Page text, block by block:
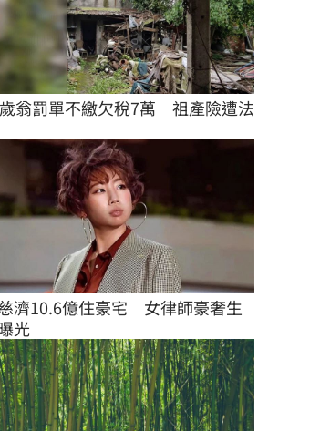
翁罰單不繳欠稅7萬　祖產險遭法
濟10.6億住豪宅　女律師豪奢生
光